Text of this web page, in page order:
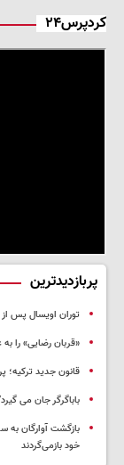
کردپرس۲۴
پربازدیدترین
توران اویسال پس از ۳۱ سال زندان آزاد شد
«قربان رضایی» را
قانون جدید ترکیه؛
باباگرگر جان می
خود بازمی‌گردند